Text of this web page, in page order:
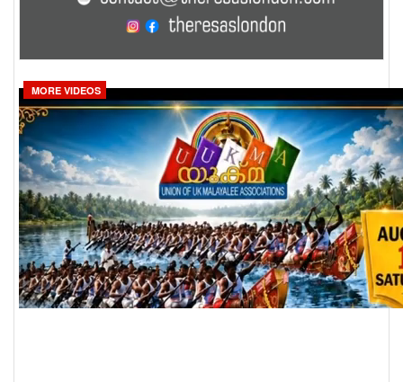
MORE VIDEOS